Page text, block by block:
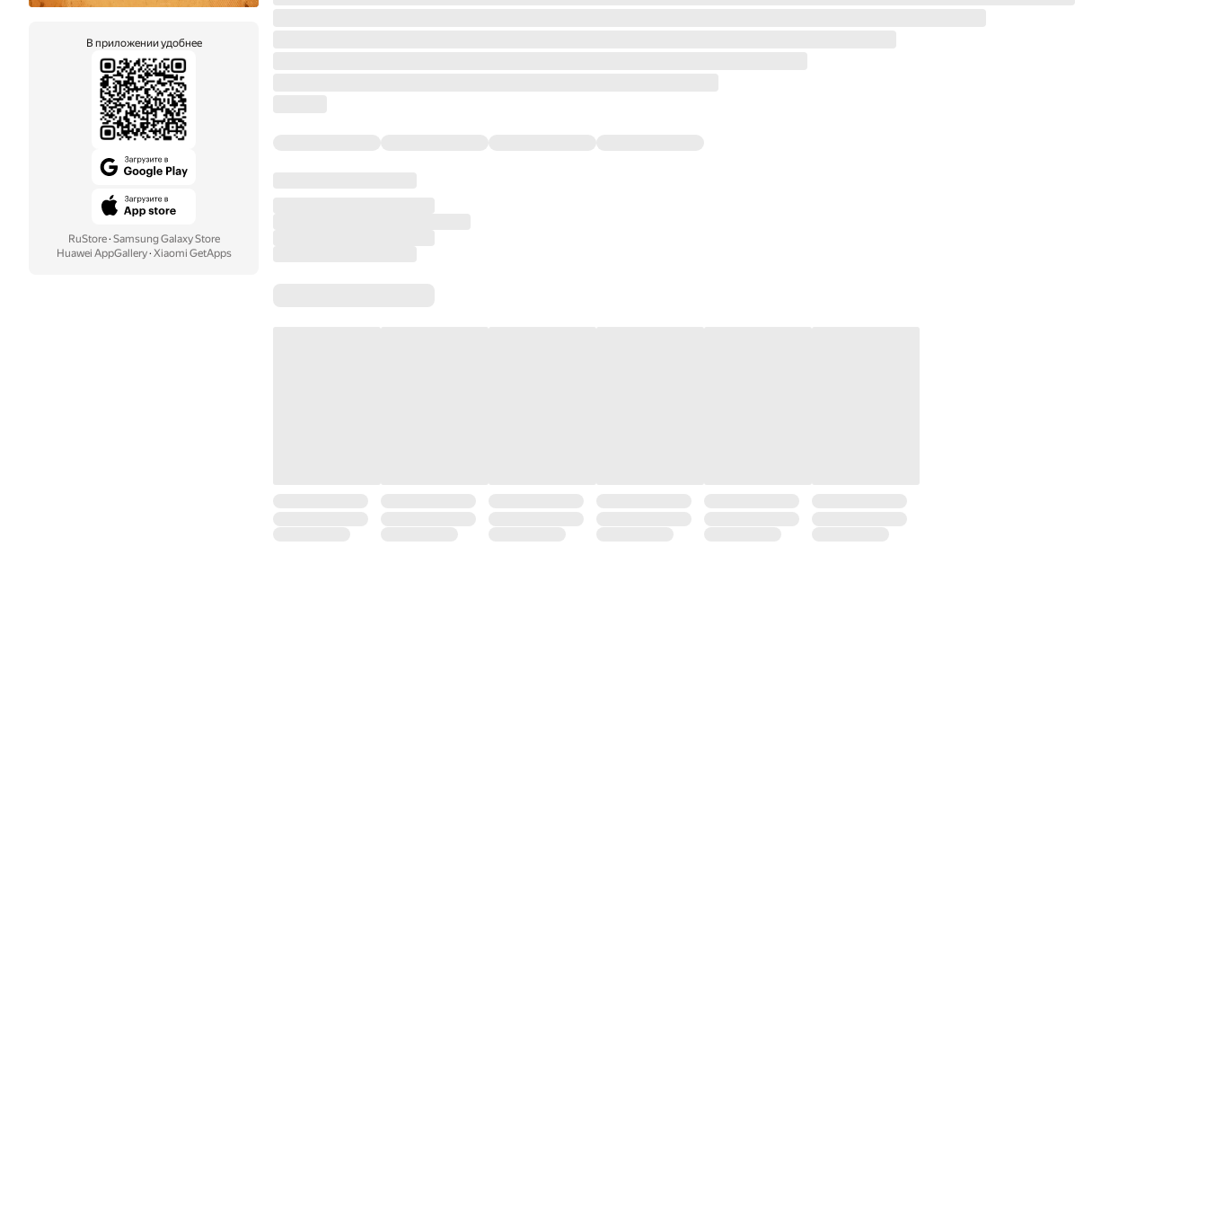
В приложении удобнее
RuStore· Samsung Galaxy Store
Huawei AppGallery· Xiaomi GetApps